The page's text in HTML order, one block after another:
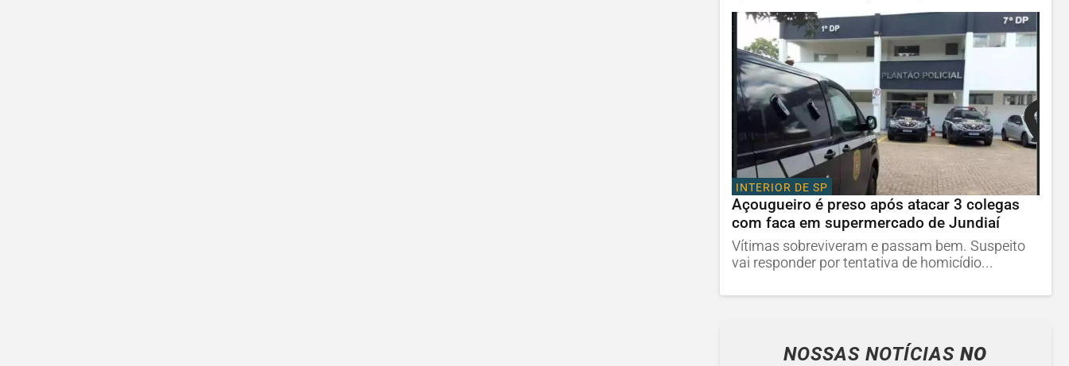
INTERIOR DE SP
Açougueiro é preso após atacar 3 colegas
com faca em supermercado de Jundiaí
Vítimas sobreviveram e passam bem. Suspeito
vai responder por tentativa de homicídio...
NOSSAS NOTÍCIASNO